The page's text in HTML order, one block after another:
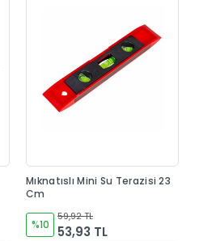
Mıknatıslı Mini Su Terazisi 23
Cm
%10
59,92 TL
53,93 TL